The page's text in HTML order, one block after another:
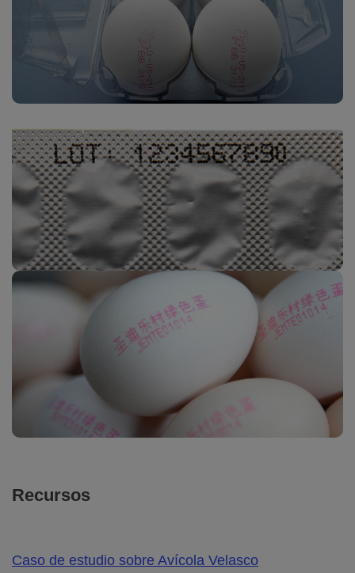
Recursos
Caso de estudio sobre Avícola Velasco